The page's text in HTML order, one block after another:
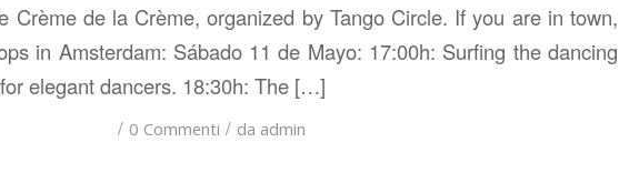
Crème de la Crème, organized by Tango Circle. If you are in town,
in Amsterdam: Sábado 11 de Mayo: 17:00h: Surfing the dancing
elegant dancers. 18:30h: The […]
/ 0 Commenti / da admin